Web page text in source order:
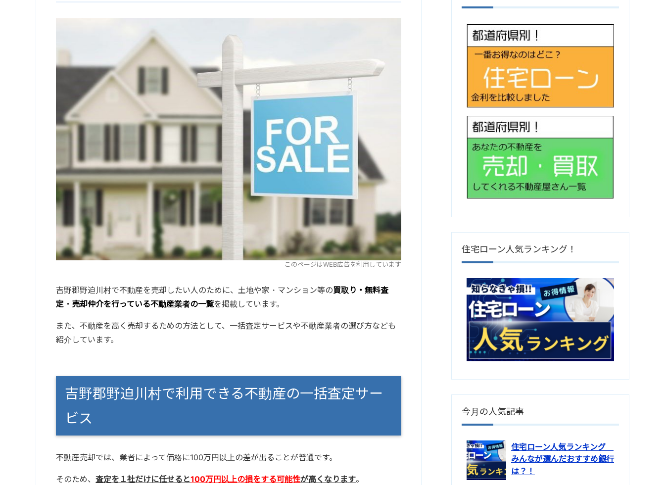
このページはWEB広告を利用しています
吉野郡野迫川村で不動産を売却したい人のために、土地や家・マンション等の買取り・無料査
定・売却仲介を行っている不動産業者の一覧を掲載しています。
また、不動産を高く売却するための方法として、一括査定サービスや不動産業者の選び方なども
紹介しています。
吉野郡野迫川村で利用できる不動産の一括査定サー
ビス
不動産売却では、業者によって価格に100万円以上の差が出ることが普通です。
そのため、 査定を１社だけに任せると100万円以上の損をする可能性が高くなります。
住宅ローン人気ランキング！
今月の人気記事
住宅ローン人気ランキング
みんなが選んだおすすめ銀行
は？！